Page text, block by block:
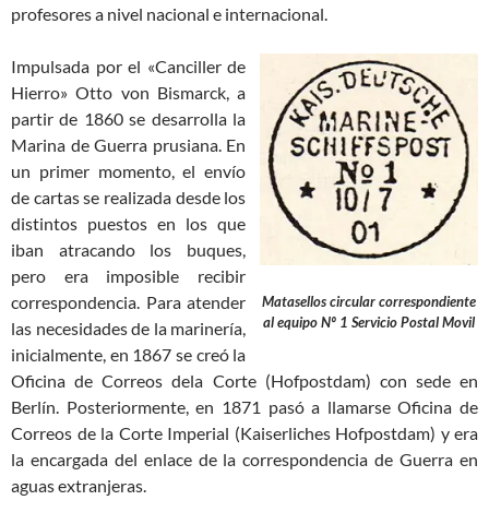
profesores a nivel nacional e internacional.
Matasellos circular correspondiente
al equipo Nº 1 Servicio Postal Movil
Impulsada por el «Canciller de
Hierro» Otto von Bismarck, a
partir de 1860 se desarrolla la
Marina de Guerra prusiana. En
un primer momento, el envío
de cartas se realizada desde los
distintos puestos en los que
iban atracando los buques,
pero era imposible recibir
correspondencia. Para atender
las necesidades de la marinería,
inicialmente, en 1867 se creó la
Oficina de Correos dela Corte (Hofpostdam) con sede en
Berlín. Posteriormente, en 1871 pasó a llamarse Oficina de
Correos de la Corte Imperial (Kaiserliches Hofpostdam) y era
la encargada del enlace de la correspondencia de Guerra en
aguas extranjeras.